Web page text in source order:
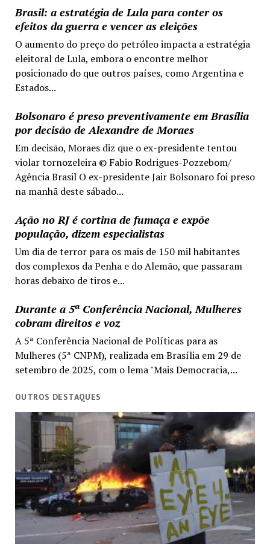
Brasil: a estratégia de Lula para conter os
efeitos da guerra e vencer as eleições
O aumento do preço do petróleo impacta a estratégia
eleitoral de Lula, embora o encontre melhor
posicionado do que outros países, como Argentina e
Estados...
Bolsonaro é preso preventivamente em Brasília
por decisão de Alexandre de Moraes
Em decisão, Moraes diz que o ex-presidente tentou
violar tornozeleira © Fabio Rodrigues-Pozzebom/
Agência Brasil O ex-presidente Jair Bolsonaro foi preso
na manhã deste sábado...
Ação no RJ é cortina de fumaça e expõe
população, dizem especialistas
Um dia de terror para os mais de 150 mil habitantes
dos complexos da Penha e do Alemão, que passaram
horas debaixo de tiros e...
Durante a 5ª Conferência Nacional, Mulheres
cobram direitos e voz
A 5ª Conferência Nacional de Políticas para as
Mulheres (5ª CNPM), realizada em Brasília em 29 de
setembro de 2025, com o lema "Mais Democracia,...
OUTROS DESTAQUES